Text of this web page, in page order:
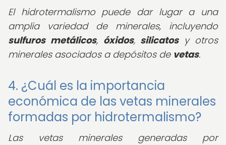
El hidrotermalismo puede dar lugar a una
amplia variedad de minerales, incluyendo
sulfuros metálicos, óxidos, silicatosy otros
minerales asociados a depósitos de vetas.
4. ¿Cuál es la importancia
económica de las vetas minerales
formadas por hidrotermalismo?
Las vetas minerales generadas por